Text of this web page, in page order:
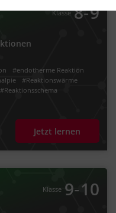
Klasse 8‐9
#endotherme Reaktion
#Reaktionswärme
#Reaktionsschema
Jetzt lernen
Klasse 9‐10